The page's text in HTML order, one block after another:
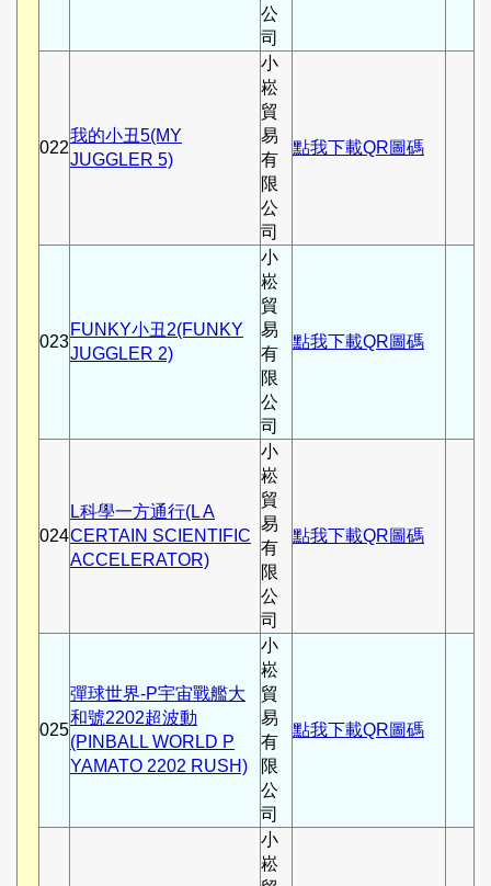
公
司
022
我的小丑5(MY
JUGGLER 5)
小
崧
貿
易
有
限
公
司
點我下載QR圖碼
023
FUNKY小丑2(FUNKY
JUGGLER 2)
小
崧
貿
易
有
限
公
司
點我下載QR圖碼
024
L科學一方通行(L A
CERTAIN SCIENTIFIC
ACCELERATOR)
小
崧
貿
易
有
限
公
司
點我下載QR圖碼
025
彈球世界-P宇宙戰艦大
和號2202超波動
(PINBALL WORLD P
YAMATO 2202 RUSH)
小
崧
貿
易
有
限
公
司
點我下載QR圖碼
小
崧